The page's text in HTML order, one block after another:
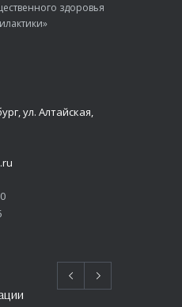
здоровья
ул. Алтайская,